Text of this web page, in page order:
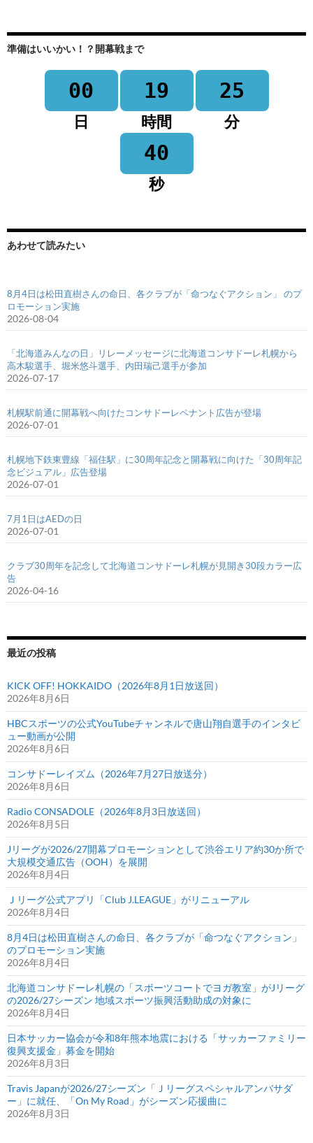
準備はいいかい！？開幕戦まで
00
日
19
時間
25
分
40
秒
あわせて読みたい
8月4日は松田直樹さんの命日、各クラブが「命つなぐアクション」 のプ
ロモーション実施
2026-08-04
「北海道みんなの日」リレーメッセージに北海道コンサドーレ札幌から
高木駿選手、堀米悠斗選手、内田瑞己選手が参加
2026-07-17
札幌駅前通に開幕戦へ向けたコンサドーレペナント広告が登場
2026-07-01
札幌地下鉄東豊線「福住駅」に30周年記念と開幕戦に向けた「30周年記
念ビジュアル」広告登場
2026-07-01
7月1日はAEDの日
2026-07-01
クラブ30周年を記念して北海道コンサドーレ札幌が見開き30段カラー広
告
2026-04-16
最近の投稿
KICK OFF! HOKKAIDO（2026年8月1日放送回）
2026年8月6日
HBCスポーツの公式YouTubeチャンネルで唐山翔自選手のインタビ
ュー動画が公開
2026年8月6日
コンサドーレイズム（2026年7月27日放送分）
2026年8月6日
Radio CONSADOLE（2026年8月3日放送回）
2026年8月5日
Jリーグが2026/27開幕プロモーションとして渋谷エリア約30か所で
大規模交通広告（OOH）を展開
2026年8月4日
Ｊリーグ公式アプリ「Club J.LEAGUE」がリニューアル
2026年8月4日
8月4日は松田直樹さんの命日、各クラブが「命つなぐアクション」
のプロモーション実施
2026年8月4日
北海道コンサドーレ札幌の「スポーツコートでヨガ教室」がJリーグ
の2026/27シーズン 地域スポーツ振興活動助成の対象に
2026年8月4日
日本サッカー協会が令和8年熊本地震における「サッカーファミリー
復興支援金」募金を開始
2026年8月3日
Travis Japanが2026/27シーズン「Ｊリーグスペシャルアンバサダ
ー」に就任、「On My Road」がシーズン応援曲に
2026年8月3日